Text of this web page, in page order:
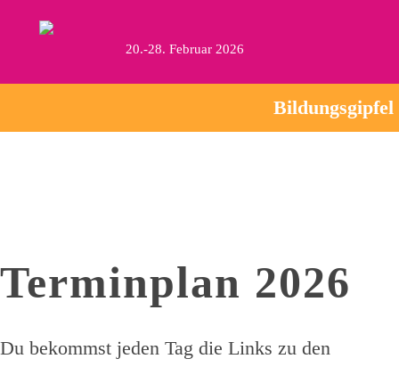
20.-28. Februar 2026
Terminplan 2026
Du bekommst jeden Tag die Links zu den